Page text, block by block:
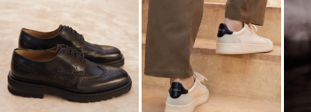
Más información sobre gestión de sus datos y derechos